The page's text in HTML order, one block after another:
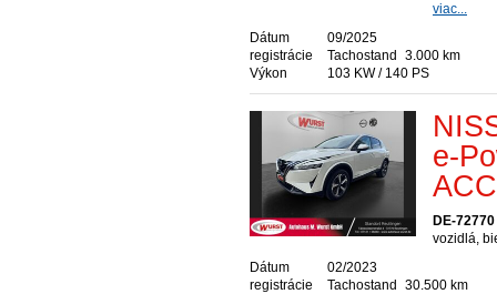
viac...
Dátum
registrácie
09/2025
Tachostand
3.000 km
Výkon
103 KW / 140 PS
e-
DE-
vozidlá,
Dátum
registrácie
02/2023
Tachostand
30.500 km